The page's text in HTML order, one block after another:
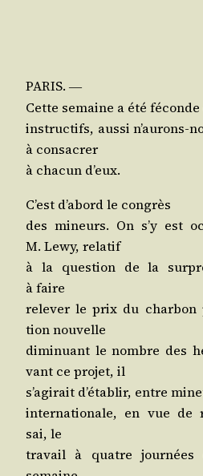
PARIS. ―
Cette semaine a été
ins­truc­tifs, aus­si n’au­rons-
à consacrer
à cha­cun d’eux.
C’est d’a­bord le congrès
des mineurs. On s’y est
M. Lewy, relatif
à la ques­tion de la
à faire
rele­ver le prix du
tion nouvelle
dimi­nuant le nombre des
vant ce pro­jet, il
s’a­gi­rait d’é­ta­blir, entre
inter­na­tio­nale, en vue de
sai, le
tra­vail à quatre